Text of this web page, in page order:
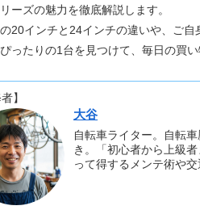
ーズの魅力を徹底解説します。
20インチと24インチの違いや、ご自
ったりの1台を見つけて、毎日の買
】
大谷
自転車ライター。自転
き。「初心者から上級
って得するメンテ術や